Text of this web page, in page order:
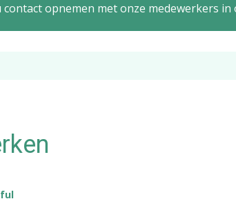
opnemen met onze medewerkers in